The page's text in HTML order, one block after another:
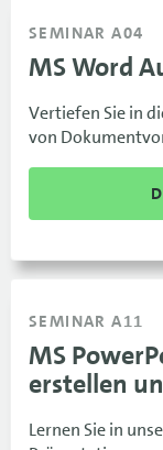
SEMINAR A04
MS Word
Vertiefen Sie in
von
SEMINAR A11
MS
erstellen
Lernen Sie in